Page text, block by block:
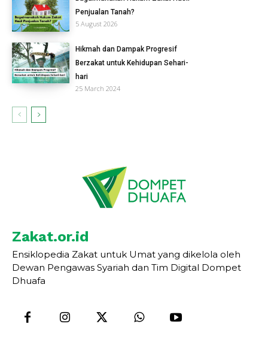
Penjualan Tanah?
5 August 2026
Hikmah dan Dampak Progresif
Berzakat untuk Kehidupan Sehari-
hari
25 March 2024
Zakat.or.id
Ensiklopedia Zakat untuk Umat yang dikelola oleh
Dewan Pengawas Syariah dan Tim Digital Dompet
Dhuafa